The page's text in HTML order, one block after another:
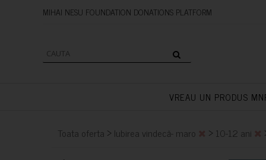
MIHAI NESU FOUNDATION
VREAU UN PRODUS
Toata oferta > Iubirea vindecă- maro > 10-12 ani